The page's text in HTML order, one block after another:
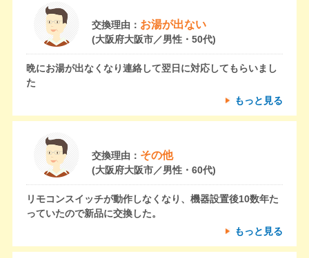
交換理由： お湯が出ない
(大阪府大阪市／男性・50代)
晩にお湯が出なくなり連絡して翌日に対応してもらいまし
た
もっと見る
交換理由： その他
(大阪府大阪市／男性・60代)
リモコンスイッチが動作しなくなり、機器設置後10数年た
っていたので新品に交換した。
もっと見る